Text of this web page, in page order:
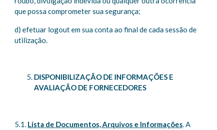
que possa comprometer sua segurança;
d) efetuar logout em sua conta ao final de cada sessão de
utilização.
DISPONIBILIZAÇÃO DE INFORMAÇÕES E
AVALIAÇÃO DE FORNECEDORES
5.1. Lista de Documentos, Arquivos e Informações. A